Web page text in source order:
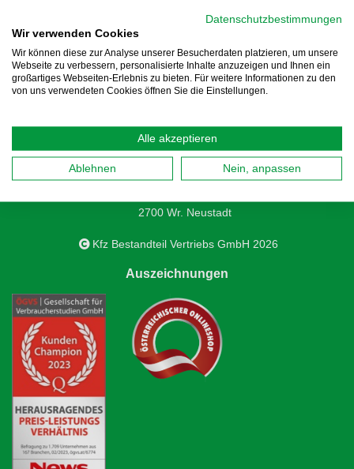
Kfz Bestandteil Vertriebs GmbH
2700 Wr. Neustadt
Kfz Bestandteil Vertriebs GmbH 2026
Auszeichnungen
Datenschutzbestimmungen
Wir verwenden Cookies
Wir können diese zur Analyse unserer Besucherdaten platzieren, um unsere
Webseite zu verbessern, personalisierte Inhalte anzuzeigen und Ihnen ein
großartiges Webseiten-Erlebnis zu bieten. Für weitere Informationen zu den
von uns verwendeten Cookies öffnen Sie die Einstellungen.
Alle akzeptieren
Ablehnen Nein, anpassen